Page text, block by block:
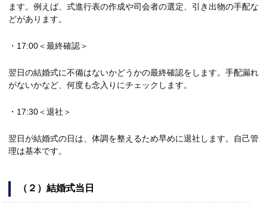
ます。例えば、式進行表の作成や司会者の選定、引き出物の手配な
どがあります。
・17:00＜最終確認＞
翌日の結婚式に不備はないかどうかの最終確認をします。手配漏れ
がないかなど、何度も念入りにチェックします。
・17:30＜退社＞
翌日が結婚式の日は、体調を整えるため早めに退社します。自己管
理は基本です。
（２）結婚式当日